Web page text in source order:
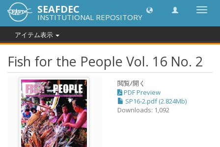
SEAFDEC
INSTITUTIONAL REPOSITORY
アイテム表示
Fish for the People Vol. 16 No. 2
閲覧/開く
PDF Preview
SP16-2.pdf (2.824Mb)
Downloads: 1,092